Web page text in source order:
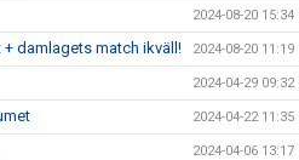
2024-08-20 15:34
damlagets match ikväll! 2024-08-20 11:19
2024-04-29 09:32
2024-04-22 11:35
2024-04-06 13:17